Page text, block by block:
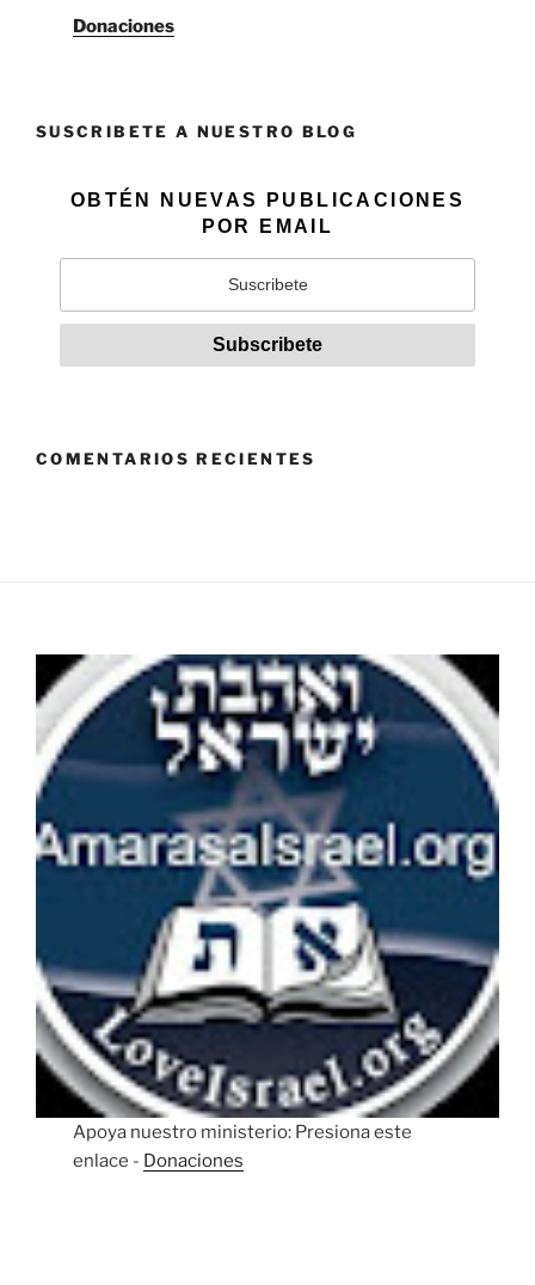
Donaciones
SUSCRIBETE A NUESTRO BLOG
OBTÉN NUEVAS PUBLICACIONES
POR EMAIL
COMENTARIOS RECIENTES
Apoya nuestro ministerio: Presiona este
enlace - Donaciones